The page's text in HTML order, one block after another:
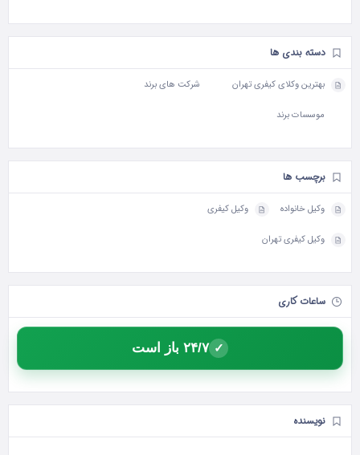
دسته بندی ها
بهترین وکلای کیفری تهران شرکت های برند
موسسات برند
برچسب ها
وکیل خانواده وکیل کیفری
وکیل کیفری تهران
ساعات کاری
✓ ۲۴/۷ باز است
نویسنده